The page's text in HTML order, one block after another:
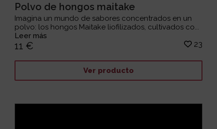
Polvo de hongos maitake
Imagina un mundo de sabores concentrados en un
polvo: los hongos Maitake liofilizados, cultivados co...
Leer más
11 € 23
Ver producto